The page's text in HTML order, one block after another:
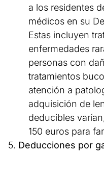
a los residentes
médicos en su
Estas incluyen
enfermedades
personas con
tratamientos
atención a
adquisición de
deducibles
150 euros para
5. Deducciones por